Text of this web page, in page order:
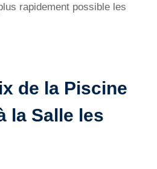
rapidement possible les
de la Piscine
la Salle les